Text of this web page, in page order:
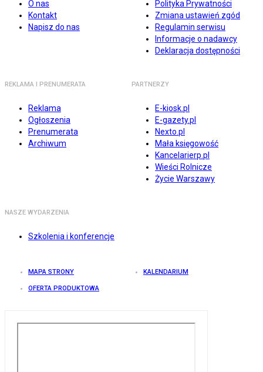
O nas
Kontakt
Napisz do nas
Polityka Prywatności
Zmiana ustawień zgód
Regulamin serwisu
Informacje o nadawcy
Deklaracja dostępności
REKLAMA I PRENUMERATA
Reklama
Ogłoszenia
Prenumerata
Archiwum
PARTNERZY
E-kiosk.pl
E-gazety.pl
Nexto.pl
Mała księgowość
Kancelarierp.pl
Wieści Rolnicze
Życie Warszawy
NASZE WYDARZENIA
Szkolenia i konferencje
MAPA STRONY KALENDARIUM
OFERTA PRODUKTOWA